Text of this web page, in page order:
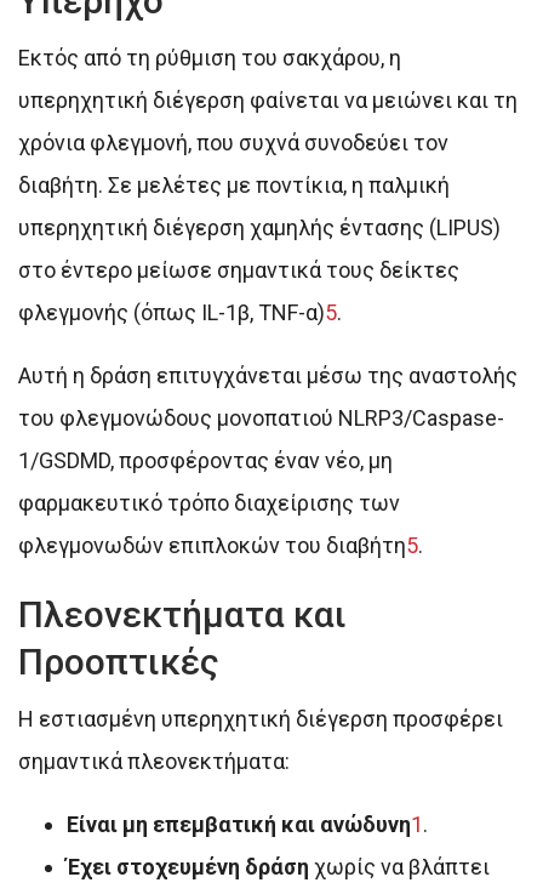
Εκτός από τη ρύθμιση του σακχάρου, η
υπερηχητική διέγερση φαίνεται να μειώνει και τη
χρόνια φλεγμονή, που συχνά συνοδεύει τον
διαβήτη. Σε μελέτες με ποντίκια, η παλμική
υπερηχητική διέγερση χαμηλής έντασης (LIPUS)
στο έντερο μείωσε σημαντικά τους δείκτες
φλεγμονής (όπως IL-1β, TNF-α)5.
Αυτή η δράση επιτυγχάνεται μέσω της αναστολής
του φλεγμονώδους μονοπατιού NLRP3/Caspase-
1/GSDMD, προσφέροντας έναν νέο, μη
φαρμακευτικό τρόπο διαχείρισης των
φλεγμονωδών επιπλοκών του διαβήτη5.
Πλεονεκτήματα και
Προοπτικές
Η εστιασμένη υπερηχητική διέγερση προσφέρει
σημαντικά πλεονεκτήματα:
Είναι μη επεμβατική και ανώδυνη1.
Έχει στοχευμένη δράση χωρίς να βλάπτει